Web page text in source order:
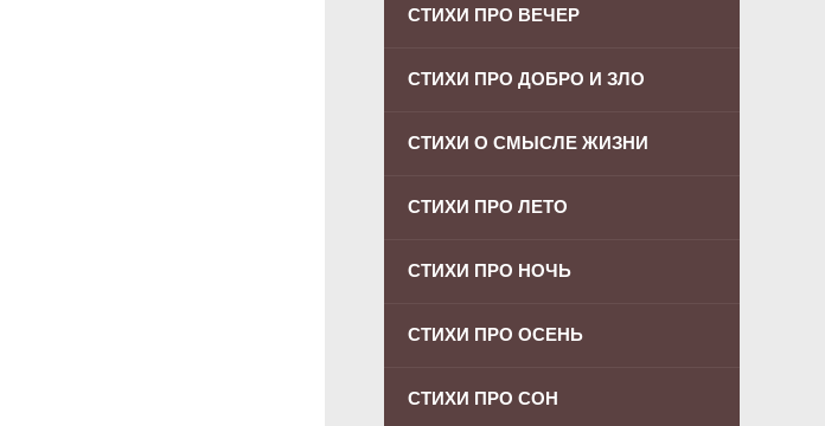
СТИХИ ПРО ВЕЧЕР
СТИХИ ПРО ДОБРО И ЗЛО
СТИХИ О СМЫСЛЕ ЖИЗНИ
СТИХИ ПРО ЛЕТО
СТИХИ ПРО НОЧЬ
СТИХИ ПРО ОСЕНЬ
СТИХИ ПРО СОН